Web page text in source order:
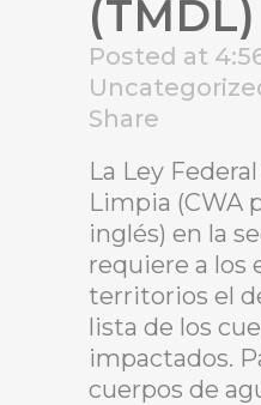
(TMDL)
Posted at
Share
La Ley
Limpia (CWA
inglés) en la
requiere a los
territorios el
lista de los
impactados.
cuerpos de